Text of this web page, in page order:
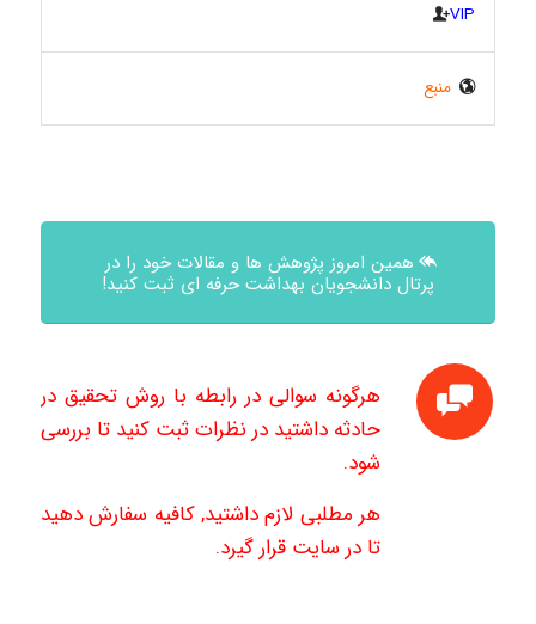
VIP
منبع
همین امروز پژوهش ها و مقالات خود را در
پرتال دانشجویان بهداشت حرفه ای ثبت کنید!
هرگونه سوالی در رابطه با روش تحقیق در
حادثه داشتید در نظرات ثبت کنید تا بررسی
شود.
هر مطلبی لازم داشتید, کافیه سفارش دهید
تا در سایت قرار گیرد.